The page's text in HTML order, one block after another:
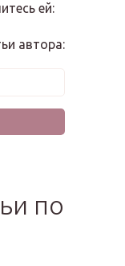
ей:
автора:
по